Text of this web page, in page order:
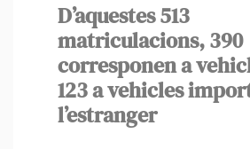
D’aquestes 513
matriculacions, 390
corresponen a
123 a vehicles
l’estranger